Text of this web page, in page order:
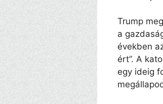
Trump
a
években
ért”. A
egy ideig